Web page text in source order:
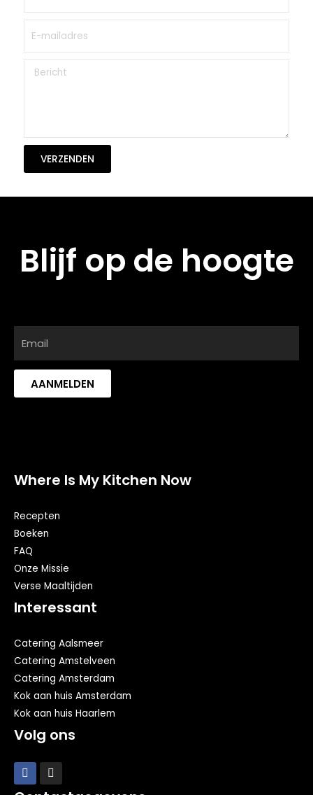
VERZENDEN
Blijf op de hoogte
AANMELDEN
Where Is My Kitchen Now
Recepten
Boeken
FAQ
Onze Missie
Verse Maaltijden
Interessant
Catering Aalsmeer
Catering Amstelveen
Catering Amsterdam
Kok aan huis Amsterdam
Kok aan huis Haarlem
Volg ons